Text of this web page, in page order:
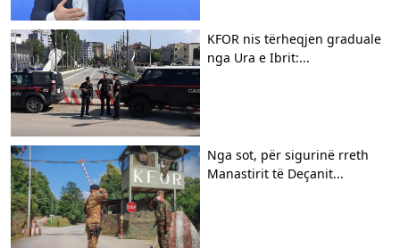
KFOR nis tërheqjen graduale
nga Ura e Ibrit:...
Nga sot, për sigurinë rreth
Manastirit të Deçanit...